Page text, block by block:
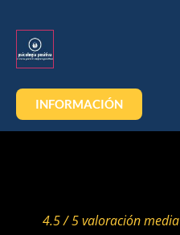
INFORMACIÓN
4.5 / 5 valoración media​